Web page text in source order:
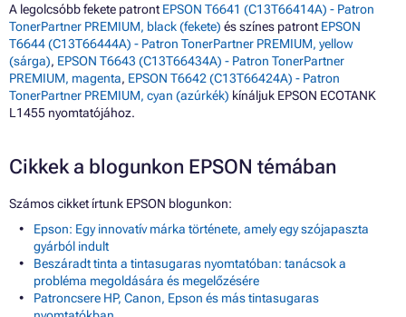
A legolcsóbb fekete patront EPSON T6641 (C13T66414A) - Patron
TonerPartner PREMIUM, black (fekete) és színes patront EPSON
T6644 (C13T66444A) - Patron TonerPartner PREMIUM, yellow
(sárga), EPSON T6643 (C13T66434A) - Patron TonerPartner
PREMIUM, magenta, EPSON T6642 (C13T66424A) - Patron
TonerPartner PREMIUM, cyan (azúrkék) kínáljuk EPSON ECOTANK
L1455 nyomtatójához.
Cikkek a blogunkon EPSON témában
Számos cikket írtunk EPSON blogunkon:
Epson: Egy innovatív márka története, amely egy szójapaszta
gyárból indult
Beszáradt tinta a tintasugaras nyomtatóban: tanácsok a
probléma megoldására és megelőzésére
Patroncsere HP, Canon, Epson és más tintasugaras